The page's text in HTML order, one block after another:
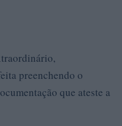
preenchendo o
que ateste a